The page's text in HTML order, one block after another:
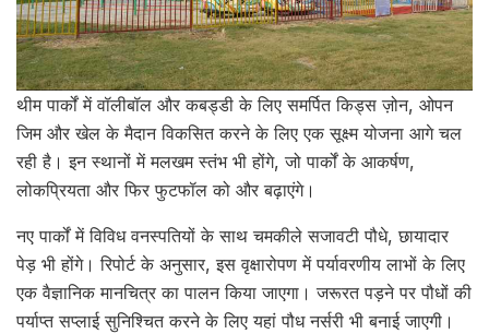
थीम पार्कों में वॉलीबॉल और कबड्डी के लिए समर्पित किड्स ज़ोन, ओपन
जिम और खेल के मैदान विकसित करने के लिए एक सूक्ष्म योजना आगे चल
रही है। इन स्थानों में मलखम स्तंभ भी होंगे, जो पार्कों के आकर्षण,
लोकप्रियता और फिर फुटफॉल को और बढ़ाएंगे।
नए पार्कों में विविध वनस्पतियों के साथ चमकीले सजावटी पौधे, छायादार
पेड़ भी होंगे। रिपोर्ट के अनुसार, इस वृक्षारोपण में पर्यावरणीय लाभों के लिए
एक वैज्ञानिक मानचित्र का पालन किया जाएगा। जरूरत पड़ने पर पौधों की
पर्याप्त सप्लाई सुनिश्चित करने के लिए यहां पौध नर्सरी भी बनाई जाएगी।